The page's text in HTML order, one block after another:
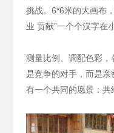
挑战。6*6米的大画布
业 贡献”一个个汉字在
测量比例、调配色彩
是竞争的对手，而是
有一个共同的愿景：共